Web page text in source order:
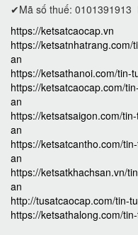
✔Mã số thuế: 0101391913
https://ketsatcaocap.vn
https://
an
https://ketsathanoi.com/tin-
https://ketsatcaocap.com/
an
https://ketsatsaigon.com/
an
https://ketsatcantho.com/
an
https://ketsatkhachsan.vn/
an
http://tusatcaocap.com/tin-
https://ketsathalong.com/